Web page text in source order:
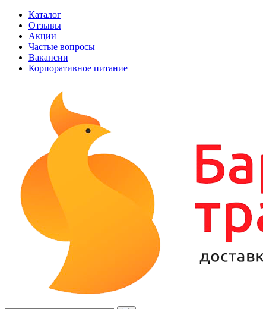
Каталог
Отзывы
Акции
Частые вопросы
Вакансии
Корпоративное питание